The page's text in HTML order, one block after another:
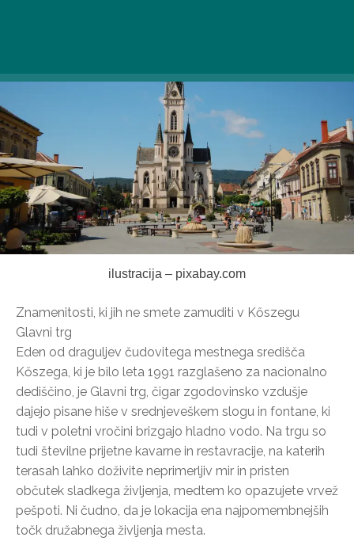
ilustracija – pixabay.com
Znamenitosti, ki jih ne smete zamuditi v Kőszegu
Glavni trg
Eden od draguljev čudovitega mestnega središča
Kőszega, ki je bilo leta 1991 razglašeno za nacionalno
dediščino, je Glavni trg, čigar zgodovinsko vzdušje
dajejo pisane hiše v srednjeveškem slogu in fontane, ki
tudi v poletni vročini brizgajo hladno vodo. Na trgu so
tudi številne prijetne kavarne in restavracije, na katerih
terasah lahko doživite neprimerljiv mir in pristen
občutek sladkega življenja, medtem ko opazujete vrvež
pešpoti. Ni čudno, da je lokacija ena najpomembnejših
točk družabnega življenja mesta.